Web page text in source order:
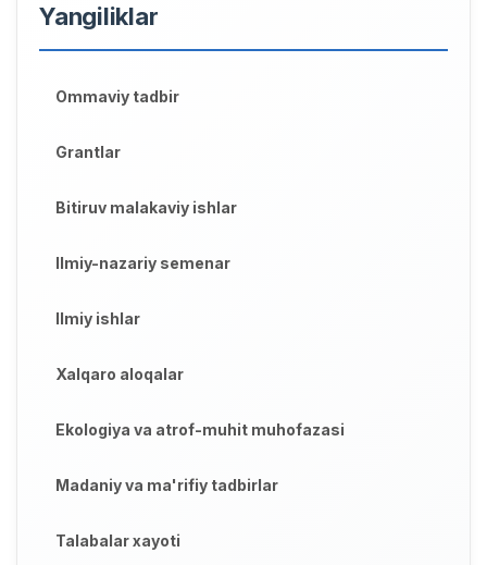
Yangiliklar
Ommaviy tadbir
Grantlar
Bitiruv malakaviy ishlar
Ilmiy-nazariy semenar
Ilmiy ishlar
Xalqaro aloqalar
Ekologiya va atrof-muhit muhofazasi
Madaniy va ma'rifiy tadbirlar
Talabalar xayoti